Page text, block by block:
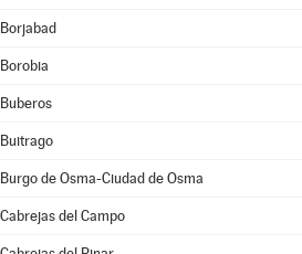
Borjabad
Borobia
Buberos
Buitrago
Burgo de Osma-Ciudad de Osma
Cabrejas del Campo